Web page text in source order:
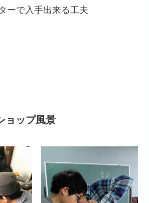
ーで入手出来る工夫
ョップ風景